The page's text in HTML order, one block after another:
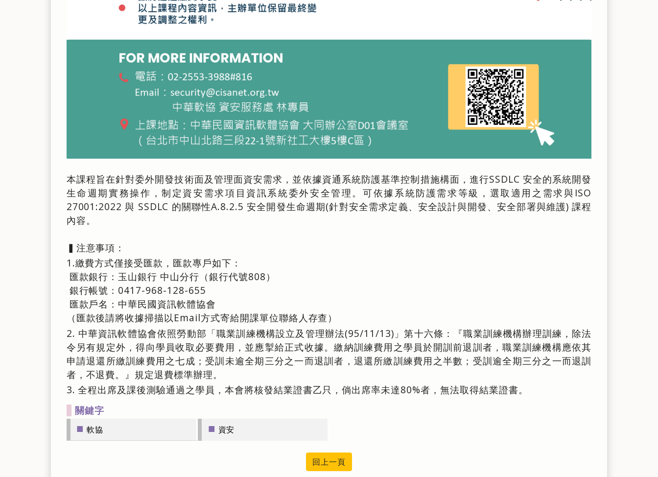
本課程旨在針對委外開發技術面及管理面資安需求，並依據資通系統防護基準控制措施構面，進行SSDLC 安全的系統開發
生命週期實務操作，制定資安需求項目資訊系統委外安全管理。可依據系統防護需求等級，選取適用之需求與ISO
27001:2022 與 SSDLC 的關聯性A.8.2.5 安全開發生命週期(針對安全需求定義、安全設計與開發、安全部署與維護) 課程
內容。
▍注意事項：
1.繳費方式僅接受匯款，匯款專戶如下：
匯款銀行：玉山銀行 中山分行（銀行代號808）
銀行帳號：0417-968-128-655
匯款戶名：中華民國資訊軟體協會
（匯款後請將收據掃描以Email方式寄給開課單位聯絡人存查）
2. 中華資訊軟體協會依照勞動部「職業訓練機構設立及管理辦法(95/11/13)」第十六條：『職業訓練機構辦理訓練，除法
令另有規定外，得向學員收取必要費用，並應掣給正式收據。繳納訓練費用之學員於開訓前退訓者，職業訓練機構應依其
申請退還所繳訓練費用之七成；受訓未逾全期三分之一而退訓者，退還所繳訓練費用之半數；受訓逾全期三分之一而退訓
者，不退費。』規定退費標準辦理。
3. 全程出席及課後測驗通過之學員，本會將核發結業證書乙只，倘出席率未達80%者，無法取得結業證書。
關鍵字
■ 軟協 ■ 資安
回上一頁